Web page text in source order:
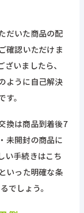
だいた商品の配
確認いただけま
いましたら、
ように自己解決
。
換は商品到着後7
未開封の商品に
い手続きはこち
いった明確な条
でしょう。